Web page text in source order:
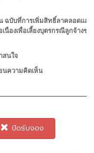
ฉบับที่การเพิ่มสิทธิ์ลาคลอดและ
นื่องเพื่อเลี้ยงบุตรกรณีลูกจ้างชา
สนใจ
นความคิดเห็น
ปิดรับจอง